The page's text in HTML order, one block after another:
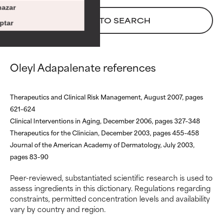
BACK TO SEARCH
Oleyl Adapalenate references
Therapeutics and Clinical Risk Management, August 2007, pages
621–624
Clinical Interventions in Aging, December 2006, pages 327–348
Therapeutics for the Clinician, December 2003, pages 455–458
Journal of the American Academy of Dermatology, July 2003,
pages 83–90
Peer-reviewed, substantiated scientific research is used to
assess ingredients in this dictionary. Regulations regarding
constraints, permitted concentration levels and availability
vary by country and region.
apariencia, estabilidad o
eficacia. A veces, son
ingredientes básicos o que no
respaldo científico.
POCO
Aunque puede ofrecer algunos
evitarlo por su probabilidad de
causar irritación, especialmente
si se combina con otros
DESACONSEJABLE
Ha demostrado provocar
efectos adversos como
irritación, inflamación o
apariencia, estabilidad o
eficacia. A veces, son
ingredientes básicos o que no
respaldo científico.
POCO
Aunque puede ofrecer algunos
evitarlo por su probabilidad de
causar irritación, especialmente
si se combina con otros
DESACONSEJABLE
Ha demostrado provocar
efectos adversos como
irritación, inflamación o